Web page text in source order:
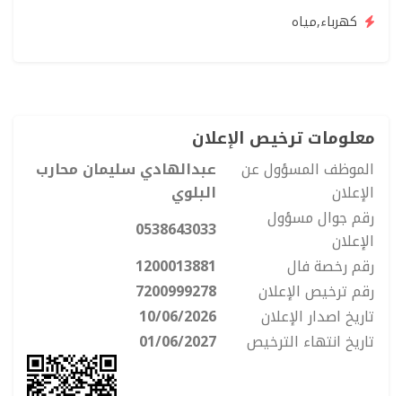
كهرباء,مياه
معلومات ترخيص الإعلان
الموظف المسؤول عن
الإعلان
عبدالهادي سليمان محارب
البلوي
رقم جوال مسؤول
الإعلان
0538643033
رقم رخصة فال
1200013881
رقم ترخيص الإعلان
7200999278
تاريخ اصدار الإعلان
10/06/2026
تاريخ انتهاء الترخيص
01/06/2027